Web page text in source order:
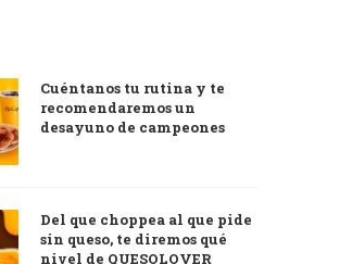
Cuéntanos tu rutina y te
recomendaremos un
desayuno de campeones
Del que choppea al que pide
sin queso, te diremos qué
nivel de QUESOLOVER